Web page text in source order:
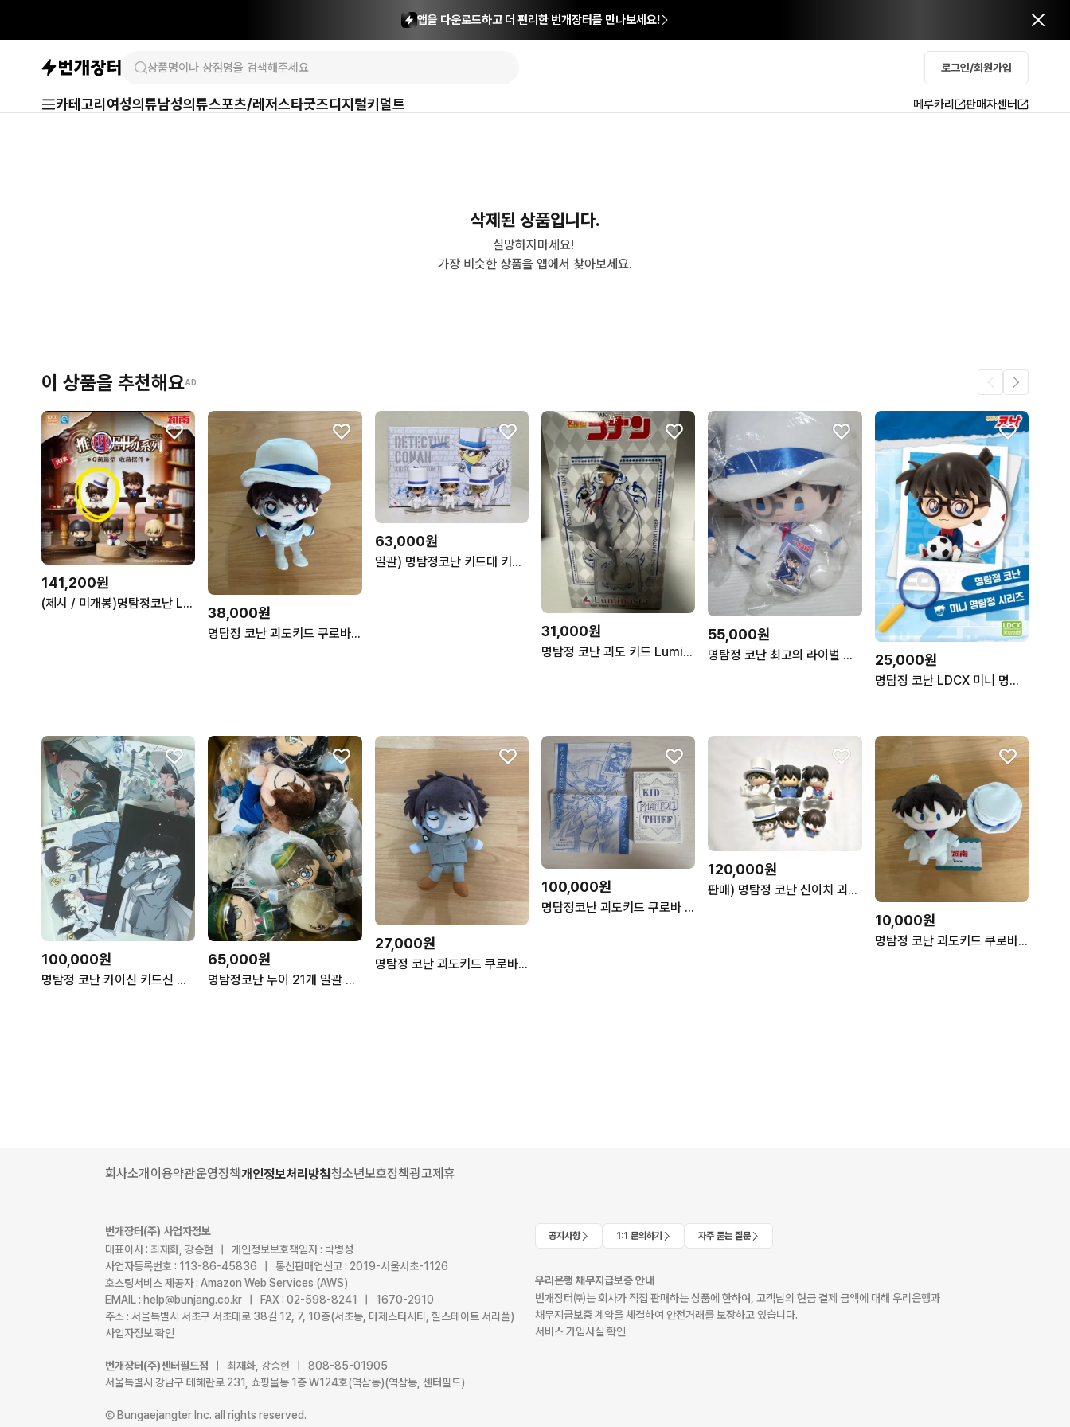
앱을 다운로드하고 더 편리한 번개장터를 만나보세요!
로그인/회원가입
카테고리 여성의류남성의류스포츠/레저스타굿즈디지털키덜트 메루카리 판매자센터
삭제된 상품입니다.
실망하지마세요!
가장 비슷한 상품을 앱에서 찾아보세요.
이 상품을 추천해요AD
141,200원
(제시 / 미개봉)명탐정코난 LDCX 미스테리 추리극장 피규어 괴도키드
38,000원
명탐정 코난 괴도키드 쿠로바 카이토 고희도 30주년 오스와리 누이 인형 굿즈 선데이 프리미엄샵
63,000원
일괄) 명탐정코난 키드대 키드코스튬 미니피규어 세트
31,000원
명탐정 코난 괴도 키드 Luminasta 피규어
55,000원
명탐정 코난 최고의 라이벌 괴도키드 누이 25,000원
명탐정 코난 LDCX 미니 명탐정 시리즈 괴도키드
100,000원
명탐정 코난 카이신 키드신 괴도 님 채허 님 회지 일괄 판매
65,000원
명탐정코난 누이 21개 일괄 싸게팝니다 공식인형처분괴도키드남도일아카이
27,000원
명탐정 코난 괴도키드 쿠로바 카이토 고희도 선데이 공안 경찰 오스와리 누이 인형 굿즈
100,000원
명탐정코난 괴도키드 쿠로바 카이토 선데이 한정 빅트럼프 카드 판매
120,000원
판매) 명탐정 코난 신이치 괴도키드 페타돌 피규어 치지마세
10,000원
명탐정 코난 괴도키드 쿠로바 카이토 고희도 중국 bemoe 누이 인형 굿즈
회사소개이용약관운영정책개인정보처리방침청소년보호정책광고제휴
번개장터(주) 사업자정보
대표이사 : 최재화, 강승현 | 개인정보보호책임자 : 박병성
사업자등록번호 : 113-86-45836 | 통신판매업신고 : 2019-서울서초-1126
호스팅서비스 제공자 : Amazon Web Services (AWS)
EMAIL : help@bunjang.co.kr | FAX : 02-598-8241 | 1670-2910
주소 : 서울특별시 서초구 서초대로 38길 12, 7, 10층(서초동, 마제스타시티, 힐스테이트 서리풀)
사업자정보 확인
번개장터(주)센터필드점
| 최재화, 강승현 | 808-85-01905
서울특별시 강남구 테헤란로 231, 쇼핑몰동 1층 W124호(역삼동)(역삼동, 센터필드)
Ⓒ Bungaejangter Inc. all rights reserved.
공지사항 1:1 문의하기 자주 묻는 질문
우리은행 채무지급보증 안내
번개장터㈜는 회사가 직접 판매하는 상품에 한하여, 고객님의 현금 결제 금액에 대해 우리은행과
채무지급보증 계약을 체결하여 안전거래를 보장하고 있습니다.
서비스 가입사실 확인